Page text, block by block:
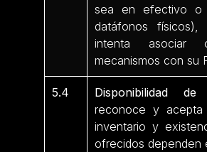
sea en efectivo o
datáfonos
intenta asociar
mecanismos con su
5.4 Disponibilidad
reconoce y acepta
inventario y
ofrecidos dependen